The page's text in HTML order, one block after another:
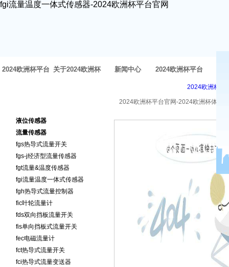
fgi流量温度一体式传感器-2024欧洲杯平台官网
2024欧洲杯平台
体育官网
关于2024欧洲杯 新闻中心 2024欧洲杯平台
2024欧洲杯平
中心
液位传感器
流量传感器
fgs热导式流量开关
fgs-j经济型流量传感器
fgt流量&温度传感器
fgi流量温度一体式传感器
fgh热导式流量控制器
fic叶轮流量计
fds双向挡板流量开关
fis单向挡板式流量开关
fec电磁流量计
fct热导式流量开关
fci热导式流量变送器
2024欧洲杯平台官网-2024欧洲杯体育